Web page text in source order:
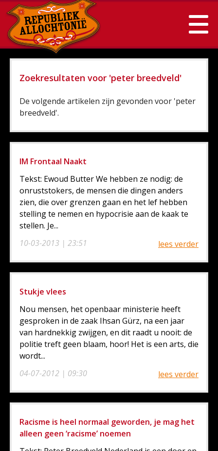
Zoekresultaten voor 'peter breedveld'
De volgende artikelen zijn gevonden voor 'peter
breedveld'.
IM Frontaal Naakt
10-03-2013 | 23:51
Tekst: Ewoud Butter We hebben ze nodig: de
onruststokers, de mensen die dingen anders
zien, die over grenzen gaan en het lef hebben
stelling te nemen en hypocrisie aan de kaak te
stellen. Je...
lees verder
Stukje vlees
04-07-2012 | 09:30
Nou mensen, het openbaar ministerie heeft
gesproken in de zaak Ihsan Gürz, na een jaar
van hardnekkig zwijgen, en dit raadt u nooit: de
politie treft geen blaam, hoor! Het is een arts, die
wordt...
lees verder
Racisme is heel normaal geworden, je mag het
alleen geen ‘racisme’ noemen